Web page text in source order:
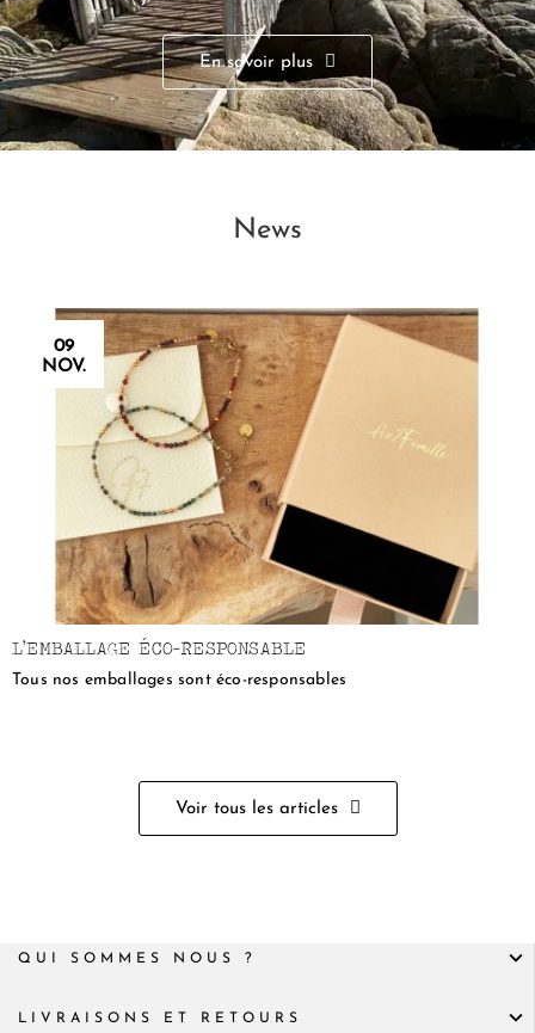
En savoir plus
News
09
NOV.
L’EMBALLAGE ÉCO-RESPONSABLE
Tous nos emballages sont éco-responsables
Voir tous les articles
QUI SOMMES NOUS ?
LIVRAISONS ET RETOURS